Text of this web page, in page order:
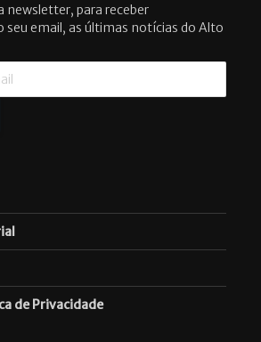
newsletter, para receber
email, as últimas notícias do Alto
de Privacidade